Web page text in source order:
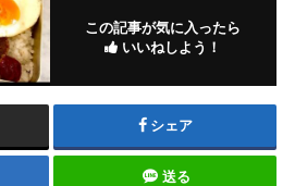
この記事が気に入ったら
いいねしよう！
シェア
送る